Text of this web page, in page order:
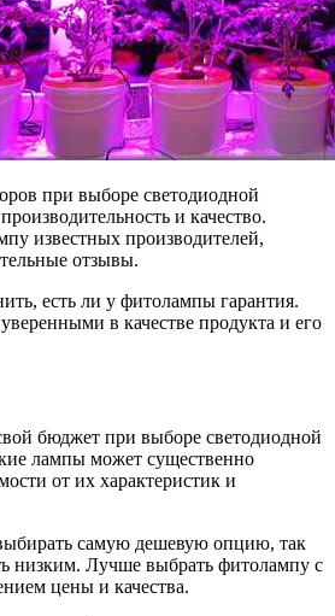
при выборе светодиодной
и качество.
известных производителей,
отзывы.
есть ли у фитолампы гарантия.
в качестве продукта и его
бюджет при выборе светодиодной
лампы может существенно
от их характеристик и
самую дешевую опцию, так
низким. Лучше выбрать фитолампу с
цены и качества.